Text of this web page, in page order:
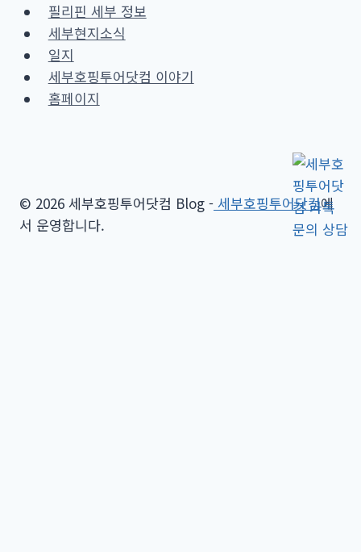
필리핀 세부 정보
세부현지소식
일지
세부호핑투어닷컴 이야기
홈페이지
© 2026 세부호핑투어닷컴 Blog - 세부호핑투어닷컴에
서 운영합니다.